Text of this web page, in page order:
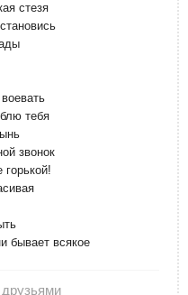
стезя
тебя
звонок
бывает всякое